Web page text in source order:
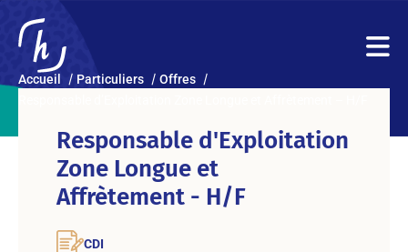
Accueil Particuliers
Offres
Responsable d'Exploitation
Zone Longue et
Affrètement - H/F
CDI